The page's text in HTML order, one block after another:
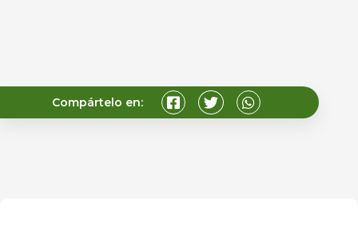
Compártelo en: